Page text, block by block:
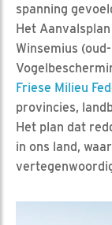
spanning
Het
Winsemius
Friese Milieu
provincies,
Het plan dat
in ons land,